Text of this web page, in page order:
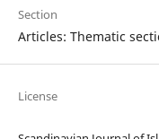
Section
Articles: Thematic
License